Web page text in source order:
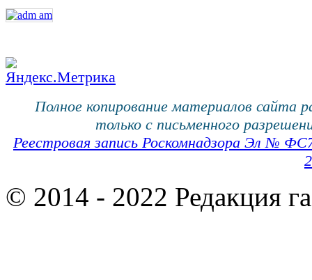
Полное копирование материалов сайта
только с письменного
Реестровая запись Роскомнадзора Эл №
© 2014 - 2022 Редакция